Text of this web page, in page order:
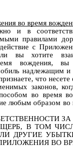
во время
и в
правилами
с
вы хотите
вождения, вы
надлежащим
что несете
законов,
во время
любым образом во
В ТОМ
ДРУГИЕ
ВО